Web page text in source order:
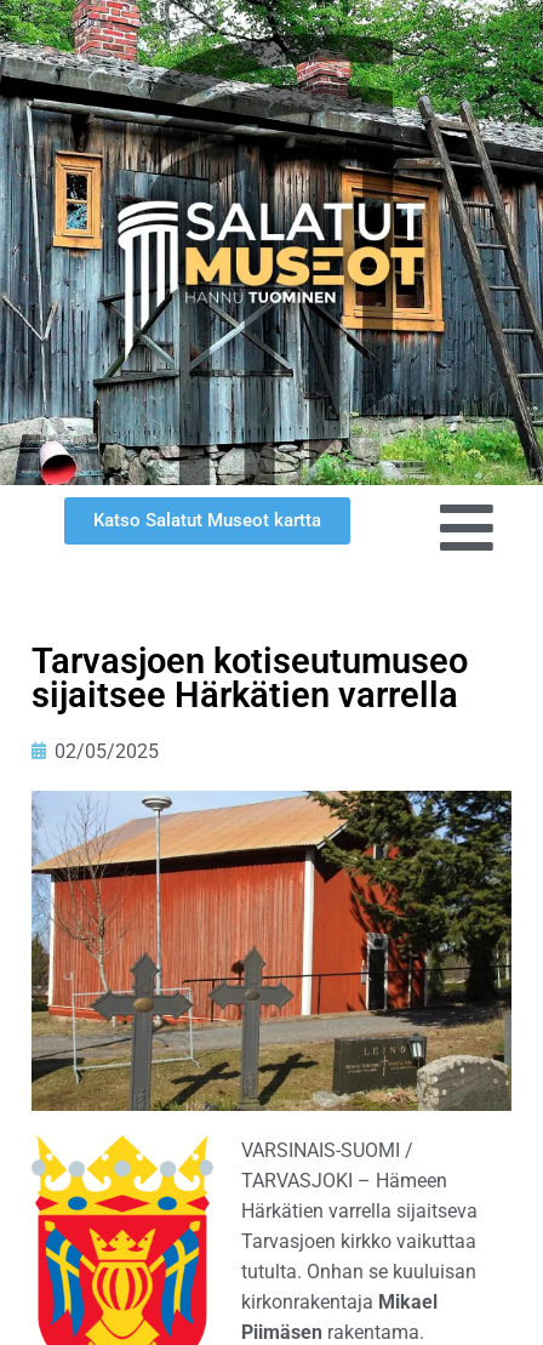
Katso Salatut Museot kartta
Tarvasjoen kotiseutumuseo
sijaitsee Härkätien varrella
02/05/2025
VARSINAIS-SUOMI /
TARVASJOKI – Hämeen
Härkätien varrella sijaitseva
Tarvasjoen kirkko vaikuttaa
tutulta. Onhan se kuuluisan
kirkonrakentaja Mikael
Piimäsen rakentama.